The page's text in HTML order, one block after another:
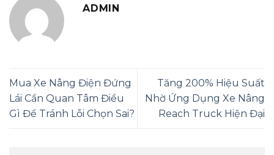
ADMIN
Mua Xe Nâng Điện Đứng
Lái Cần Quan Tâm Điều
Gì Để Tránh Lỗi Chọn Sai?
Tăng 200% Hiệu Suất
Nhờ Ứng Dụng Xe Nâng
Reach Truck Hiện Đại